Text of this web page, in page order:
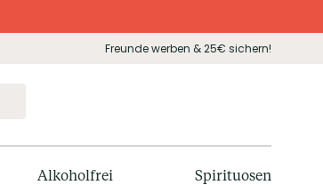
Freunde werben & 25€ sichern!
Alkoholfrei Spirituosen